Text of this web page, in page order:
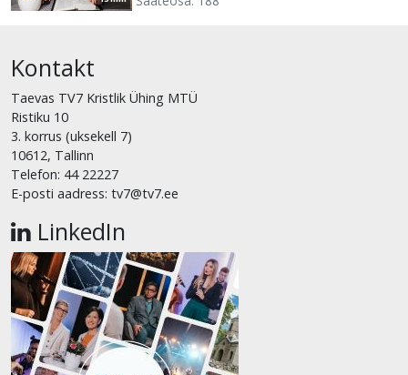
Kontakt
Taevas TV7 Kristlik Ühing MTÜ
Ristiku 10
3. korrus (uksekell 7)
10612, Tallinn
Telefon: 44 22227
E-posti aadress: tv7@tv7.ee
LinkedIn